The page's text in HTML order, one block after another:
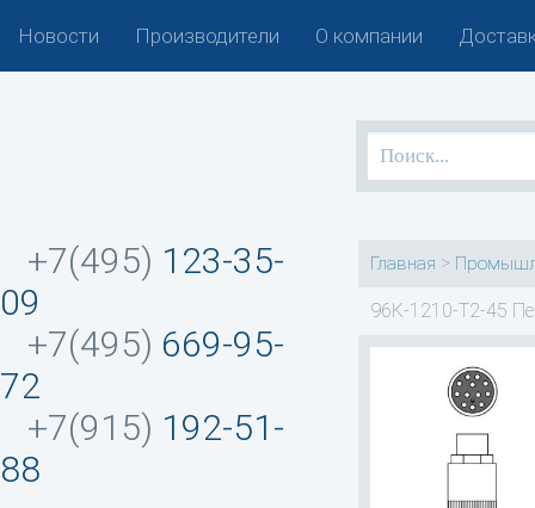
Новости Производители О компании
+7(495) 123-35-
09
+7(495) 669-95-
72
+7(915) 192-51-
88
Главная >
96K-1210-T2-45